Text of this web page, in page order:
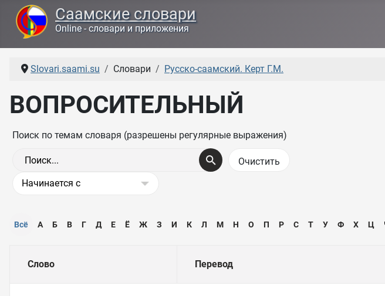
Саамские словари
Online - словари и приложения
Slovari.saami.su Словари Русско-саамский. Керт Г.М.
ВОПРОСИТЕЛЬНЫЙ
Поиск по темам словаря (разрешены регулярные выражения)
Всё А Б В Г Д Е Ё Ж З И К Л М Н О П Р С Т У Ф Х Ц
Слово Перевод